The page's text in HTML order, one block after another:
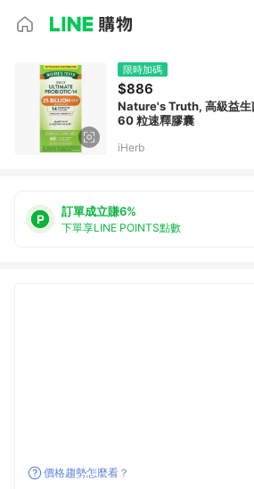
限時加碼
$886
Nature's Truth, 高級益生
60 粒速釋膠囊
iHerb
訂單成立賺6%
下單享LINE POINTS點數
價格趨勢怎麼看？